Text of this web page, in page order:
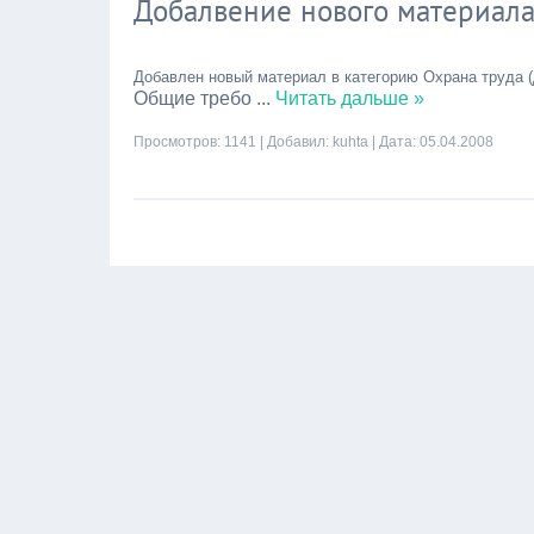
Добалвение нового материала
Добавлен новый материал в категорию Охрана труда
Общие требо ... Читать дальше »
Просмотров: 1141 | Добавил: kuhta | Дата: 05.04.2008